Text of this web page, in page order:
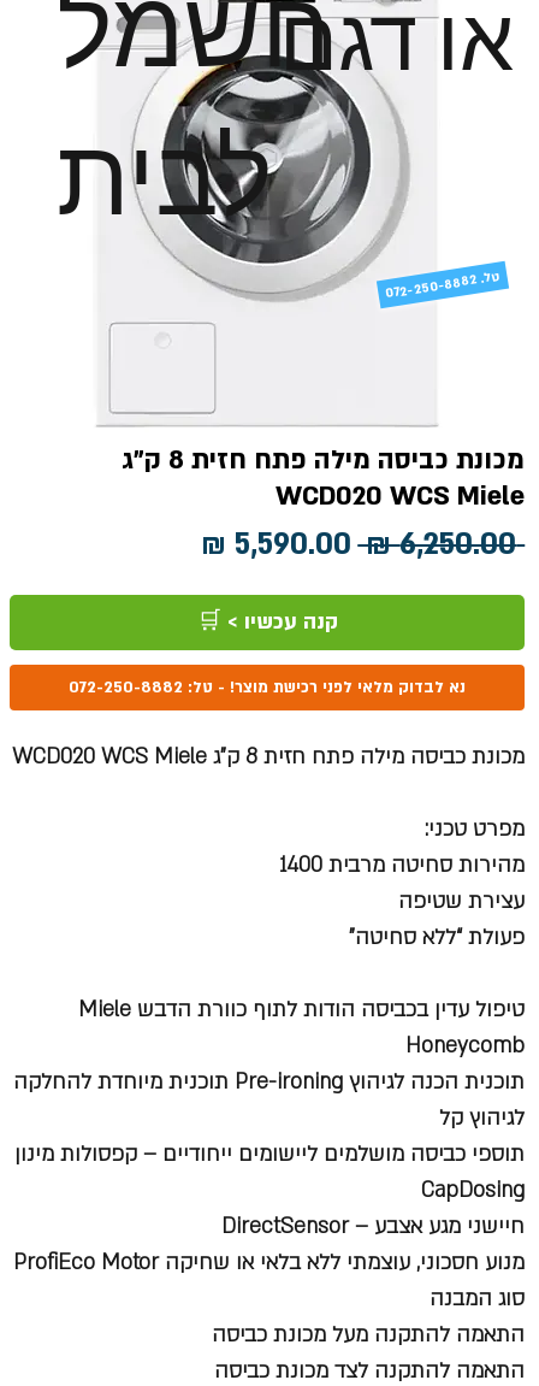
או דגם
לבית
מכונת כביסה מילה פתח חזית 8 ק"ג
WCD020 WCS Miele
‏6,250.00 ‏₪
מחיר
רגיל
מבצע
קנה עכשיו > 🛒
נא לבדוק מלאי לפני רכישת מוצר! - טל: 072-250-8882
מכונת כביסה מילה פתח חזית 8 ק"ג WCD020 WCS Miele
מפרט טכני:
מהירות סחיטה מרבית 1400
עצירת שטיפה
פעולת “ללא סחיטה”
טיפול עדין בכביסה הודות לתוף כוורת הדבש Miele
Honeycomb
תוכנית הכנה לגיהוץ Pre-ironing תוכנית מיוחדת להחלקה
לגיהוץ קל
תוספי כביסה מושלמים ליישומים ייחודיים – קפסולות מינון
CapDosing
חיישני מגע אצבע – DirectSensor
מנוע חסכוני, עוצמתי ללא בלאי או שחיקה ProfiEco Motor
סוג המבנה
התאמה להתקנה מעל מכונת כביסה
התאמה להתקנה לצד מכונת כביסה
072-250-8882 .טל